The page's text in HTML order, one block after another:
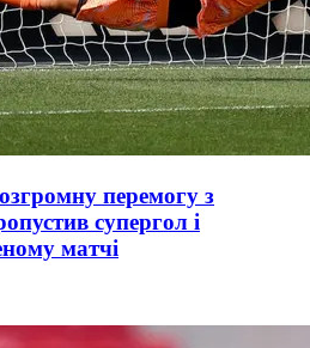
перемогу з
супергол і
матчі